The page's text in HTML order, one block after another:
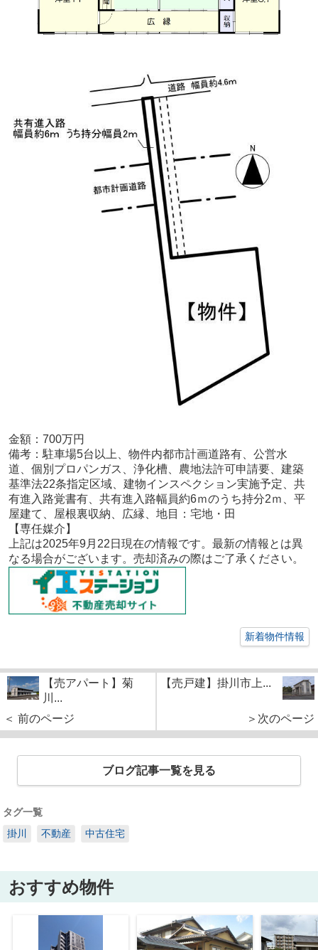
金額：700万円
備考： 駐車場5台以上、物件内都市計画道路有、公営水
道、個別プロパンガス、浄化槽、農地法許可申請要、建築
基準法22条指定区域、建物インスペクション実施予定、共
有進入路覚書有、共有進入路幅員約6ｍのうち持分2ｍ、平
屋建て、屋根裏収納、広縁、地目：宅地・田
【専任媒介 】
上記は2025年9月22 日現在の情報です。最新の情報とは異
なる場合がございます。売却済みの際はご了承ください。
新着物件情報
【売アパート】菊
川...
＜ 前のページ
【売戸建】掛川市上...
＞次のページ
ブログ記事一覧を見る
タグ一覧
掛川
不動産 中古住宅
おすすめ物件